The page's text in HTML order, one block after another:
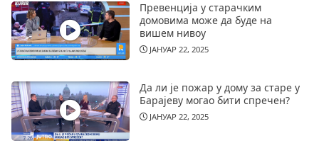
Превенција у старачким
домовима може да буде на
вишем нивоу
ЈАНУАР 22, 2025
Да ли је пожар у дому за старе у
Барајеву могао бити спречен?
ЈАНУАР 22, 2025